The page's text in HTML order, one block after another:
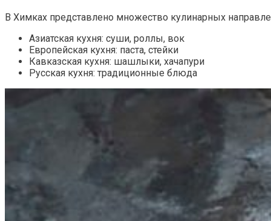
В Химках представлено множество кулинарных
Азиатская кухня: суши, роллы, вок
Европейская кухня: паста, стейки
Кавказская кухня: шашлыки, хачапури
Русская кухня: традиционные блюда